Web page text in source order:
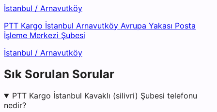
İstanbul / Arnavutköy
PTT Kargo İstanbul Arnavutköy Avrupa Yakası Posta
İşleme Merkezi Şubesi
İstanbul / Arnavutköy
Sık Sorulan Sorular
PTT Kargo İstanbul Kavaklı (silivri) Şubesi telefonu
nedir?